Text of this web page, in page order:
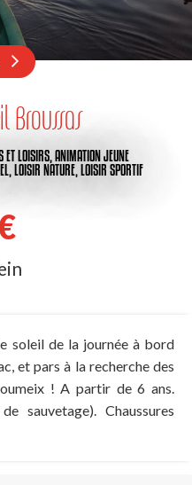
Broussas
ET LOISIRS, ANIMATION JEUNE
LOISIR NATURE, LOISIR SPORTIF
soleil de la journée à bord
et pars à la recherche des
! A partir de 6 ans.
sauvetage). Chaussures